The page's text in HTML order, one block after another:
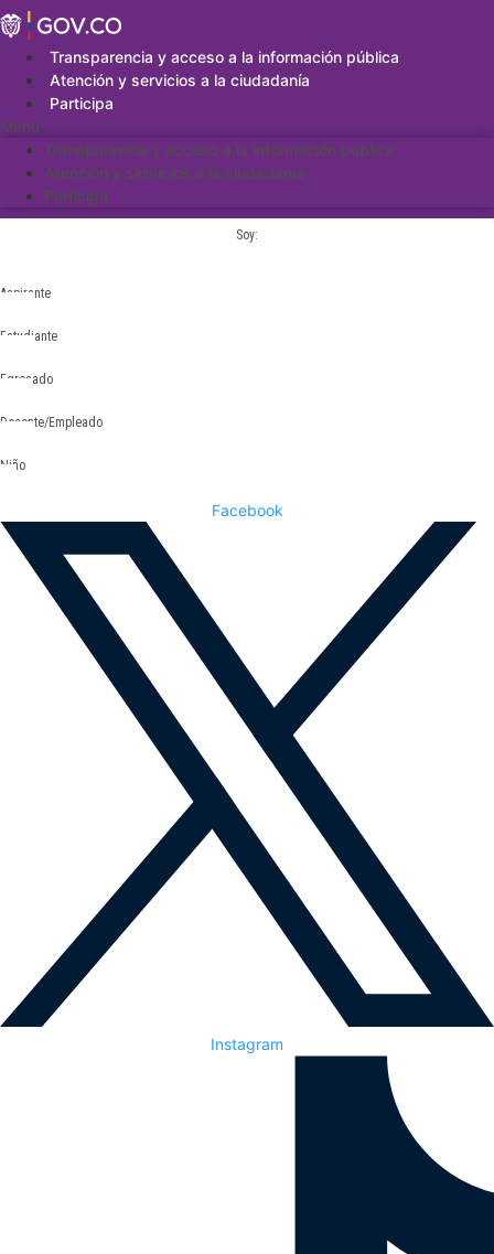
Saltar
al
contenidoTransparencia y acceso a la información pública
Atención y servicios a la ciudadanía
Participa
Menu
Transparencia y acceso a la información pública
Atención y servicios a la ciudadanía
Participa
Soy:
Aspirante
Estudiante
Egresado
Docente/Empleado
Niño
Facebook
Instagram